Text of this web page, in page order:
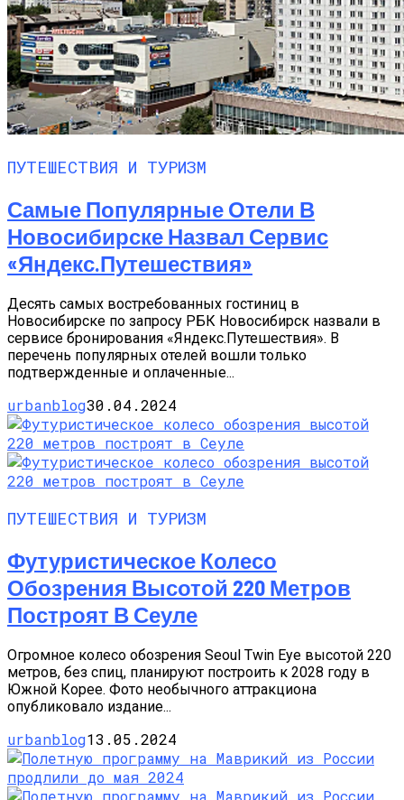
ПУТЕШЕСТВИЯ И ТУРИЗМ
Самые Популярные Отели В
Новосибирске Назвал Сервис
«Яндекс.Путешествия»
Десять самых востребованных гостиниц в
Новосибирске по запросу РБК Новосибирск назвали в
сервисе бронирования «Яндекс.Путешествия». В
перечень популярных отелей вошли только
подтвержденные и оплаченные...
urbanblog30.04.2024
ПУТЕШЕСТВИЯ И ТУРИЗМ
Футуристическое Колесо
Обозрения Высотой 220 Метров
Построят В Сеуле
Огромное колесо обозрения Seoul Twin Eye высотой 220
метров, без спиц, планируют построить к 2028 году в
Южной Корее. Фото необычного аттракциона
опубликовало издание...
urbanblog13.05.2024